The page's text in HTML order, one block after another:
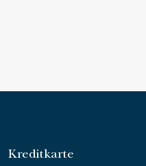
Kreditkarte